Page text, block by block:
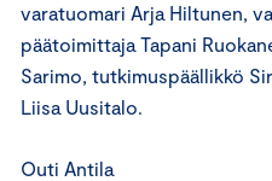
varatuomari Arja Hiltunen,
päätoimittaja Tapani
Sarimo, tutkimuspäällikkö
Liisa Uusitalo.
Outi Antila